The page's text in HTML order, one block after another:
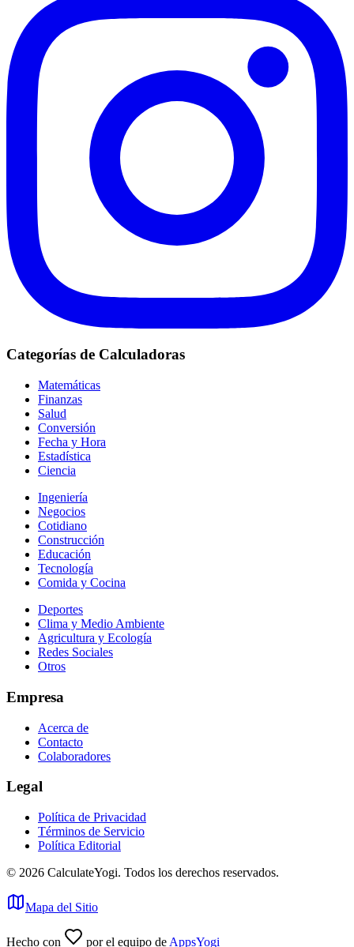
Categorías de Calculadoras
Matemáticas
Finanzas
Salud
Conversión
Fecha y Hora
Estadística
Ciencia
Ingeniería
Negocios
Cotidiano
Construcción
Educación
Tecnología
Comida y Cocina
Deportes
Clima y Medio Ambiente
Agricultura y Ecología
Redes Sociales
Otros
Empresa
Acerca de
Contacto
Colaboradores
Legal
Política de Privacidad
Términos de Servicio
Política Editorial
© 2026 CalculateYogi. Todos los derechos reservados.
Mapa del Sitio
Hecho con por el equipo de AppsYogi